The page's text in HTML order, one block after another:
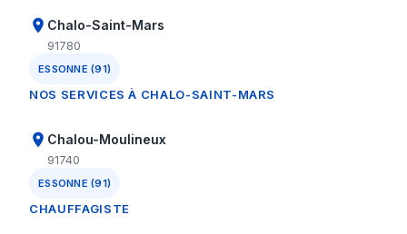
Chalo-Saint-Mars
91780
ESSONNE (91)
NOS SERVICES À CHALO-SAINT-MARS
Chalou-Moulineux
91740
ESSONNE (91)
CHAUFFAGISTE